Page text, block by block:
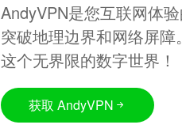
AndyVPN是您互联网体
突破地理边界和网络屏
这个无界限的数字世界！
获取 AndyVPN